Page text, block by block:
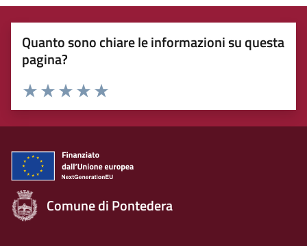
Quanto sono chiare le informazioni su questa
pagina?
Rating:
Valuta 5 stelle su 5
Valuta 4 stelle su 5
Valuta 3 stelle su 5
Valuta 2 stelle su 5
Valuta 1 stelle su 5
Comune di Pontedera